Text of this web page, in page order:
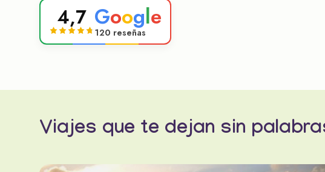
4,7 Google
120 reseñas
Viajes que te dejan sin